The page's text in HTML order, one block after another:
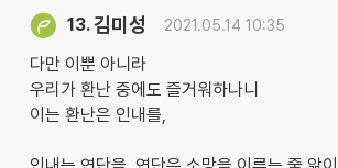
13.김미성 2021.05.14 10:35
다만 이뿐 아니라
우리가 환난 중에도 즐거워하나니
이는 환난은 인내를,